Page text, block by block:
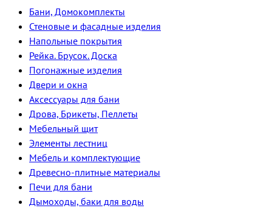
Бани, Домокомплекты
Стеновые и фасадные изделия
Напольные покрытия
Рейка. Брусок. Доска
Погонажные изделия
Двери и окна
Аксессуары для бани
Дрова, Брикеты, Пеллеты
Мебельный щит
Элементы лестниц
Мебель и комплектующие
Древесно-плитные материалы
Печи для бани
Дымоходы, баки для воды